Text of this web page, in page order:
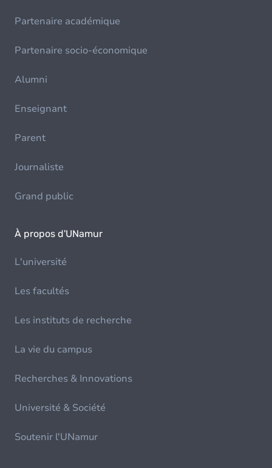
Partenaire académique
Partenaire socio-économique
Alumni
Enseignant
Parent
Journaliste
Grand public
À propos d'UNamur
L'université
Les facultés
Les instituts de recherche
La vie du campus
Recherches & Innovations
Université & Société
Soutenir l'UNamur